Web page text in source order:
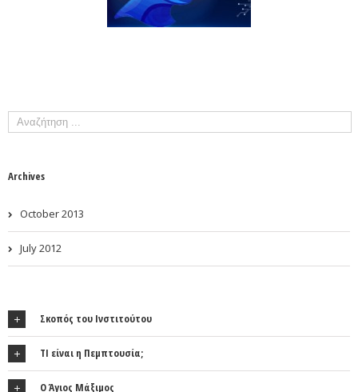
Archives
October 2013
July 2012
Σκοπός του Ινστιτούτου
ΤΙ είναι η Πεμπτουσία;
Ο Άγιος Μάξιμος